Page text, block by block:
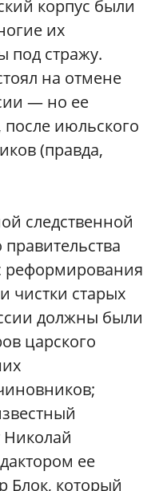
корпус были
их
под стражу.
на отмене
— но ее
после июльского
(правда,
следственной
реформирования
чистки старых
должны были
царского
Николай
ее
Блок, который